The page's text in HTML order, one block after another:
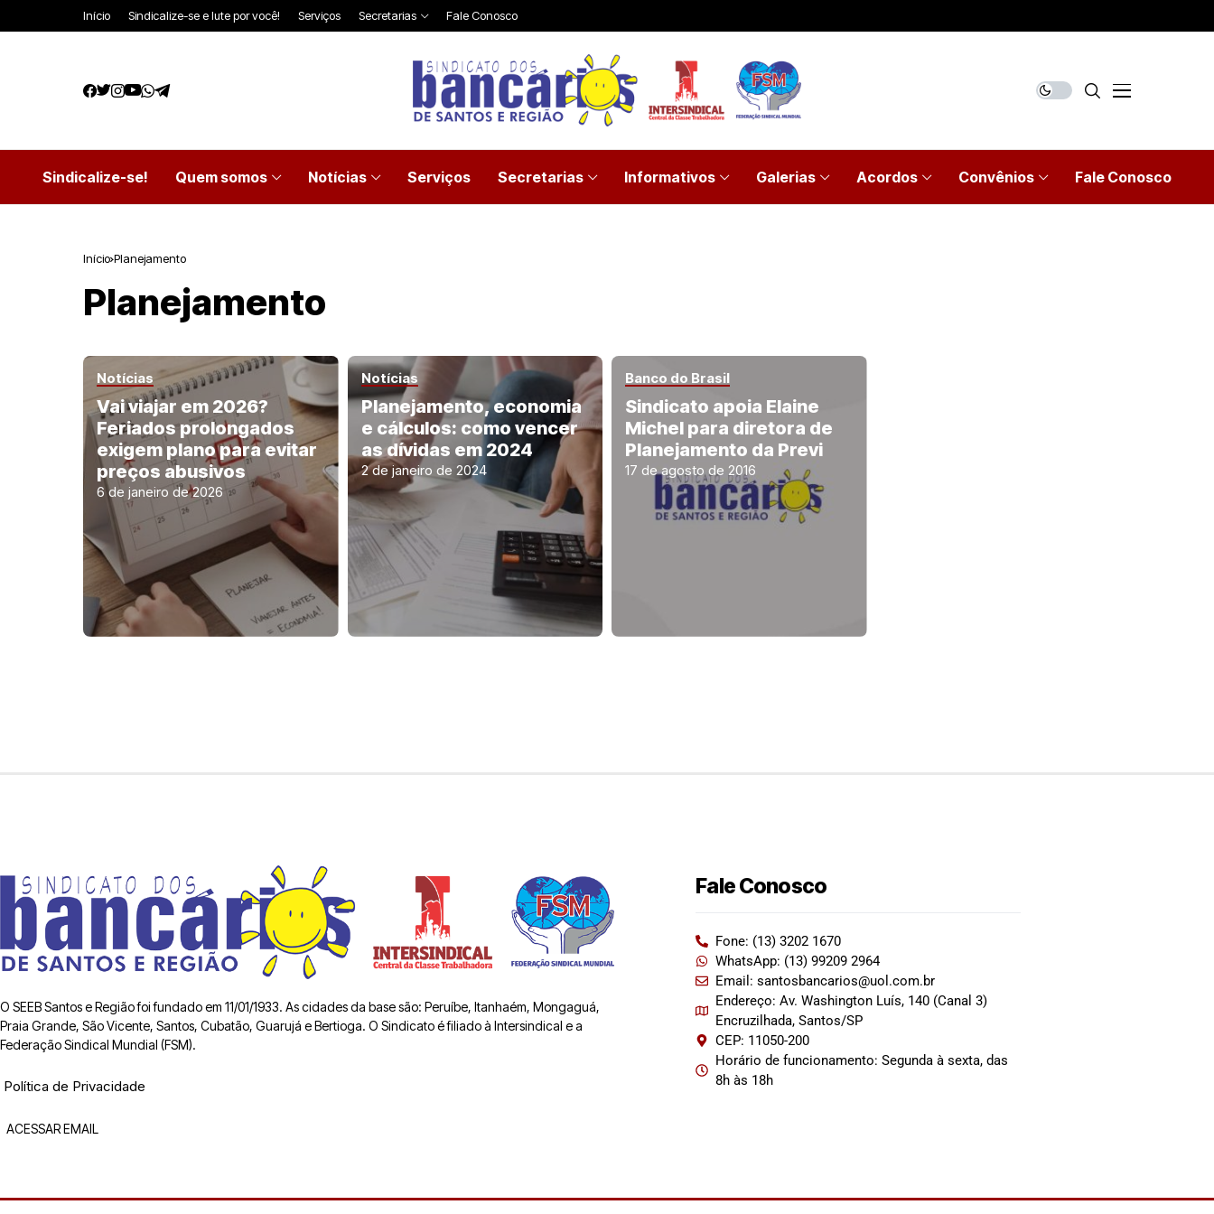
Início Sindicalize-se e lute por você! Serviços Secretarias Fale Conosco
Sindicalize-se! Quem somos Notícias Serviços Secretarias Informativos Galerias Acordos Convênios Fale Conosco
Início Planejamento
Planejamento
Notícias
Vai viajar em 2026?
Feriados prolongados
exigem plano para evitar
preços abusivos
6 de janeiro de 2026
Notícias
Planejamento, economia
e cálculos: como vencer
as dívidas em 2024
2 de janeiro de 2024
Banco do Brasil
Sindicato apoia Elaine
Michel para diretora de
Planejamento da Previ
17 de agosto de 2016
O SEEB Santos e Região foi fundado em 11/01/1933. As cidades da base são: Peruíbe, Itanhaém, Mongaguá,
Praia Grande, São Vicente, Santos, Cubatão, Guarujá e Bertioga. O Sindicato é filiado à Intersindical e a
Federação Sindical Mundial (FSM).
Política de Privacidade
ACESSAR EMAIL
Fale Conosco
Fone: (13) 3202 1670
WhatsApp: (13) 99209 2964
Email: santosbancarios@uol.com.br
Endereço: Av. Washington Luís, 140 (Canal 3)
Encruzilhada, Santos/SP
CEP: 11050-200
Horário de funcionamento: Segunda à sexta, das
8h às 18h